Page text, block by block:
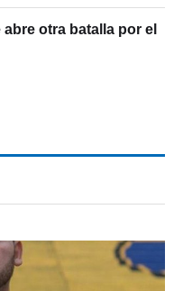
otra batalla por el